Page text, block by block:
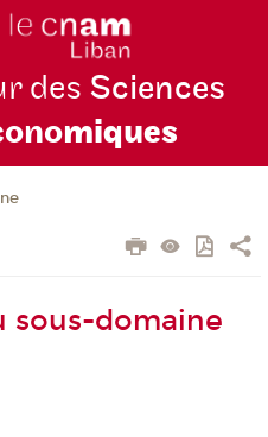
des Sciences
miques
sous-domaine